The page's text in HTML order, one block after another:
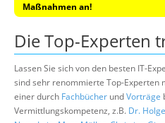
Maßnahmen an!
Die Top-Experten
Lassen Sie sich von den besten IT-
sind sehr renommierte Top-Experten
einer durch Fachbücher undVorträge
Vermittlungskompetenz, z.B. Dr.